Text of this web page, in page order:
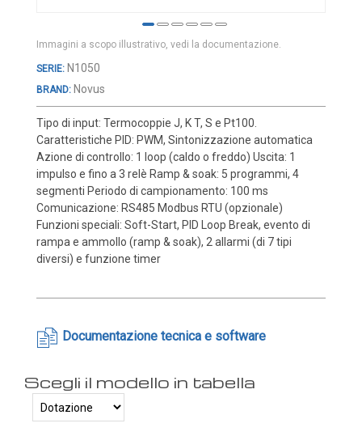
Immagini a scopo illustrativo, vedi la documentazione.
Vai
all'inizio
galleria
di
immagini
N1050
BRAND: Novus
Tipo di input: Termocoppie J, K T, S e Pt100.
Caratteristiche PID: PWM, Sintonizzazione automatica
Azione di controllo: 1 loop (caldo o freddo) Uscita: 1
impulso e fino a 3 relè Ramp & soak: 5 programmi, 4
segmenti Periodo di campionamento: 100 ms
Comunicazione: RS485 Modbus RTU (opzionale)
Funzioni speciali: Soft-Start, PID Loop Break, evento di
rampa e ammollo (ramp & soak), 2 allarmi (di 7 tipi
diversi) e funzione timer
Documentazione tecnica e software
Accessori e Ricambi
Pozzetti termometrici
Raccordi, Flange e Ganci
Teste di connessione
Connettori e Cavi
UMIDITA'
Sonde di umidità
Sonde umidità a cavo
Sonde pioggia e antiallagamento
Rilevatori di condensa
Igrostati e Termoigrostati
Igrostati ambiente